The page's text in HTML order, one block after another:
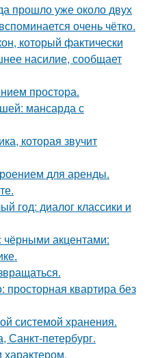
прошло уже около двух
очень чётко.
который фактически
насилие, сообщает
простора.
мансарда с
которая звучит
для аренды.
год: диалог классики и
акцентами:
просторная квартира без
системой хранения.
Санкт-петербург.